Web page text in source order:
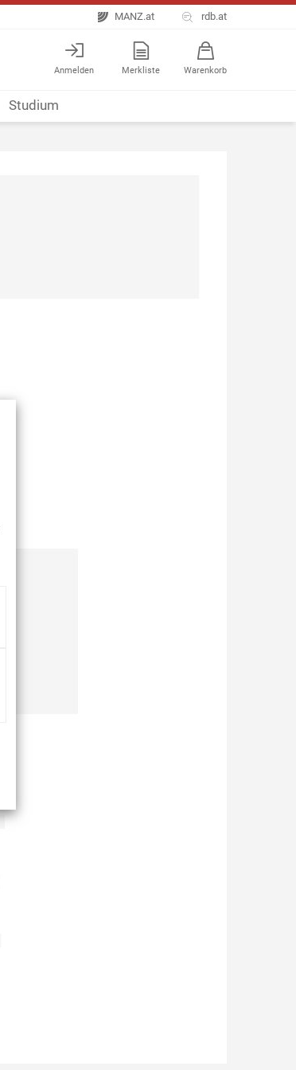
MANZ.at rdb.at
Anmelden Merkliste Warenkorb
Studium